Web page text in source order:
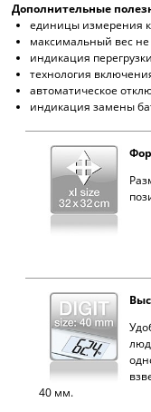
Дополнительные
единицы измерения
максимальный вес не
индикация
технология
автоматическое
индикация замены
40 мм.